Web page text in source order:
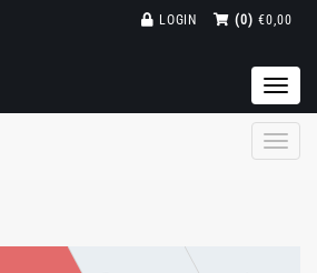
(0) €0,00
LOGIN